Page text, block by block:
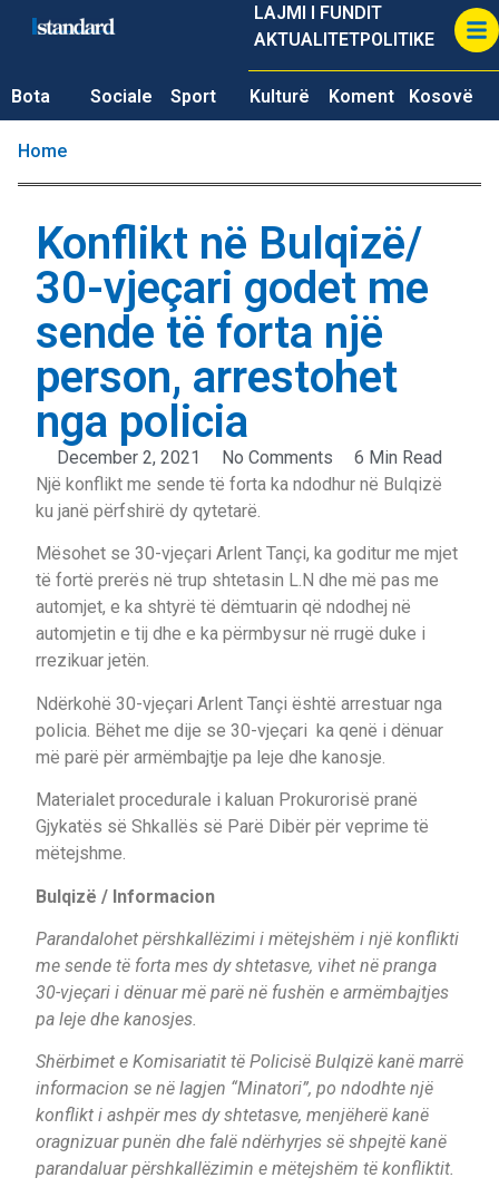
LAJMI I FUNDIT
AKTUALITETPOLITIKE
Bota Sociale Sport Kulturë Koment Kosovë
Home
Konflikt në Bulqizë/
30-vjeçari godet me
sende të forta një
person, arrestohet
nga policia
December 2, 2021 No Comments
6 Min Read
Një konflikt me sende të forta ka ndodhur në Bulqizë
ku janë përfshirë dy qytetarë.
Mësohet se 30-vjeçari Arlent Tançi, ka goditur me mjet
të fortë prerës në trup shtetasin L.N dhe më pas me
automjet, e ka shtyrë të dëmtuarin që ndodhej në
automjetin e tij dhe e ka përmbysur në rrugë duke i
rrezikuar jetën.
Ndërkohë 30-vjeçari Arlent Tançi është arrestuar nga
policia. Bëhet me dije se 30-vjeçari ka qenë i dënuar
më parë për armëmbajtje pa leje dhe kanosje.
Materialet procedurale i kaluan Prokurorisë pranë
Gjykatës së Shkallës së Parë Dibër për veprime të
mëtejshme.
Bulqizë / Informacion
Parandalohet përshkallëzimi i mëtejshëm i një konflikti
me sende të forta mes dy shtetasve, vihet në pranga
30-vjeçari i dënuar më parë në fushën e armëmbajtjes
pa leje dhe kanosjes.
Shërbimet e Komisariatit të Policisë Bulqizë kanë marrë
informacion se në lagjen “Minatori”, po ndodhte një
konflikt i ashpër mes dy shtetasve, menjëherë kanë
oragnizuar punën dhe falë ndërhyrjes së shpejtë kanë
parandaluar përshkallëzimin e mëtejshëm të konfliktit.